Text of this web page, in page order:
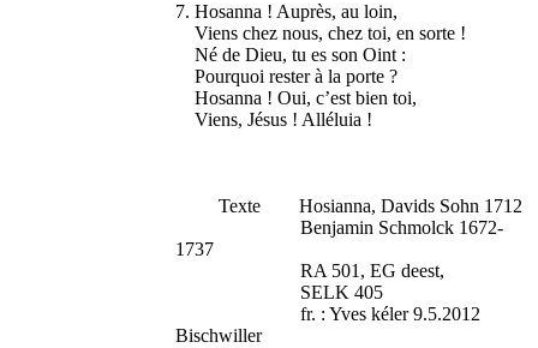
7. Hosanna ! Auprès, au loin,
Viens chez nous, chez toi, en sorte !
Né de Dieu, tu es son Oint :
Pourquoi rester à la porte ?
Hosanna ! Oui, c’est bien toi,
Viens, Jésus ! Alléluia !
Texte Hosianna, Davids Sohn 1712
Benjamin Schmolck 1672-
1737
RA 501, EG deest,
SELK 405
fr. : Yves kéler 9.5.2012
Bischwiller